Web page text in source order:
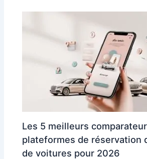
Les 5 meilleurs
plateformes de réservation
de voitures pour 2026